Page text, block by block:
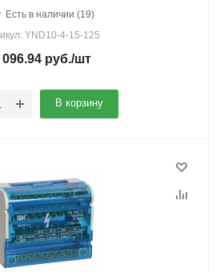
Есть в наличии (19)
YND10-4-15-125
096.94 руб./шт
В корзину